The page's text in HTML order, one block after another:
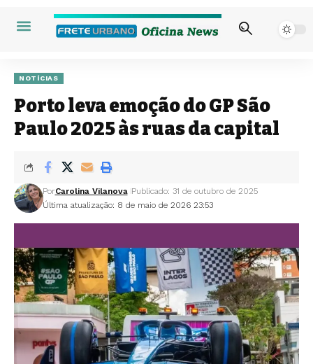
NOTÍCIAS
Porto leva emoção do GP São
Paulo 2025 às ruas da capital
Última atualização: 8 de maio de 2026 23:53
PorCarolina Vilanova Publicado: 31 de outubro de 2025